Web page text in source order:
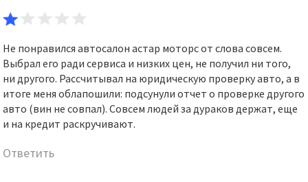
Не понравился автосалон астар моторс от слова совсем.
Выбрал его ради сервиса и низких цен, не получил ни того,
ни другого. Рассчитывал на юридическую проверку авто, а в
итоге меня облапошили: подсунули отчет о проверке другого
авто (вин не совпал). Совсем людей за дураков держат, еще
и на кредит раскручивают.
Ответить